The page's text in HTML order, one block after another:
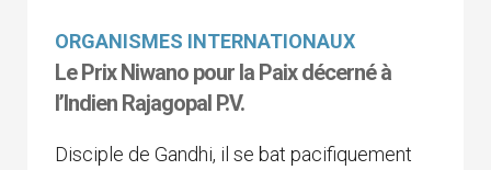
ORGANISMES INTERNATIONAUX
Le Prix Niwano pour la Paix décerné à
l’Indien Rajagopal P.V.
Disciple de Gandhi, il se bat pacifiquement